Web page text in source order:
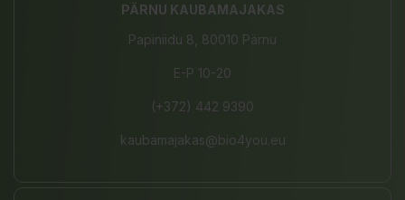
PÄRNU KAUBAMAJAKAS
Papiniidu 8, 80010 Pärnu
E-P 10-20
(+372) 442 9390
kaubamajakas@bio4you.eu